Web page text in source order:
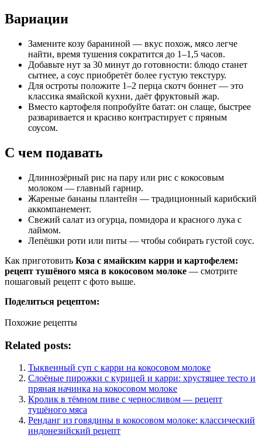
Вариации
Замените козу бараниной — вкус похож, мясо легче
найти, время тушения сократится до 1–1,5 часов.
Добавьте нут за 30 минут до готовности: блюдо станет
сытнее, а соус приобретёт более густую текстуру.
Для остроты положите 1–2 перца скотч боннет — это
классика ямайской кухни, даёт фруктовый жар.
Вместо картофеля попробуйте батат: он слаще, быстрее
разваривается и красиво контрастирует с пряным
соусом.
С чем подавать
Длиннозёрный рис на пару или рис с кокосовым
молоком — главный гарнир.
Жареные бананы плантейн — традиционный карибский
аккомпанемент.
Свежий салат из огурца, помидора и красного лука с
лаймом.
Лепёшки роти или питы — чтобы собирать густой соус.
Как приготовить Коза с ямайским карри и картофелем:
рецепт тушёного мяса в кокосовом молоке — смотрите
пошаговый рецепт с фото выше.
Поделиться рецептом:
Похожие рецепты
Related posts:
Тыквенный суп с карри на кокосовом молоке
Слоёные пирожки с курицей и карри: хрустящее тесто и
пряная начинка на кокосовом молоке
Кролик в тёмном пиве с черносливом — рецепт
тушёного мяса
Ренданг из говядины в кокосовом молоке: классический
индонезийский рецепт